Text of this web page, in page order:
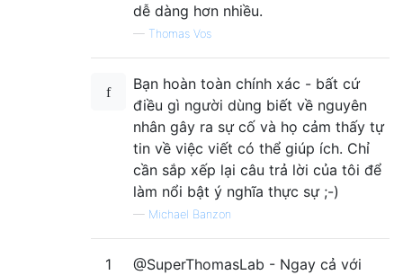
dễ dàng hơn nhiều.
— Thomas Vos
Bạn hoàn toàn chính xác - bất cứ
điều gì người dùng biết về nguyên
nhân gây ra sự cố và họ cảm thấy tự
tin về việc viết có thể giúp ích. Chỉ
cần sắp xếp lại câu trả lời của tôi để
làm nổi bật ý nghĩa thực sự ;-)
— Michael Banzon
1
@SuperThomasLab - Ngay cả với